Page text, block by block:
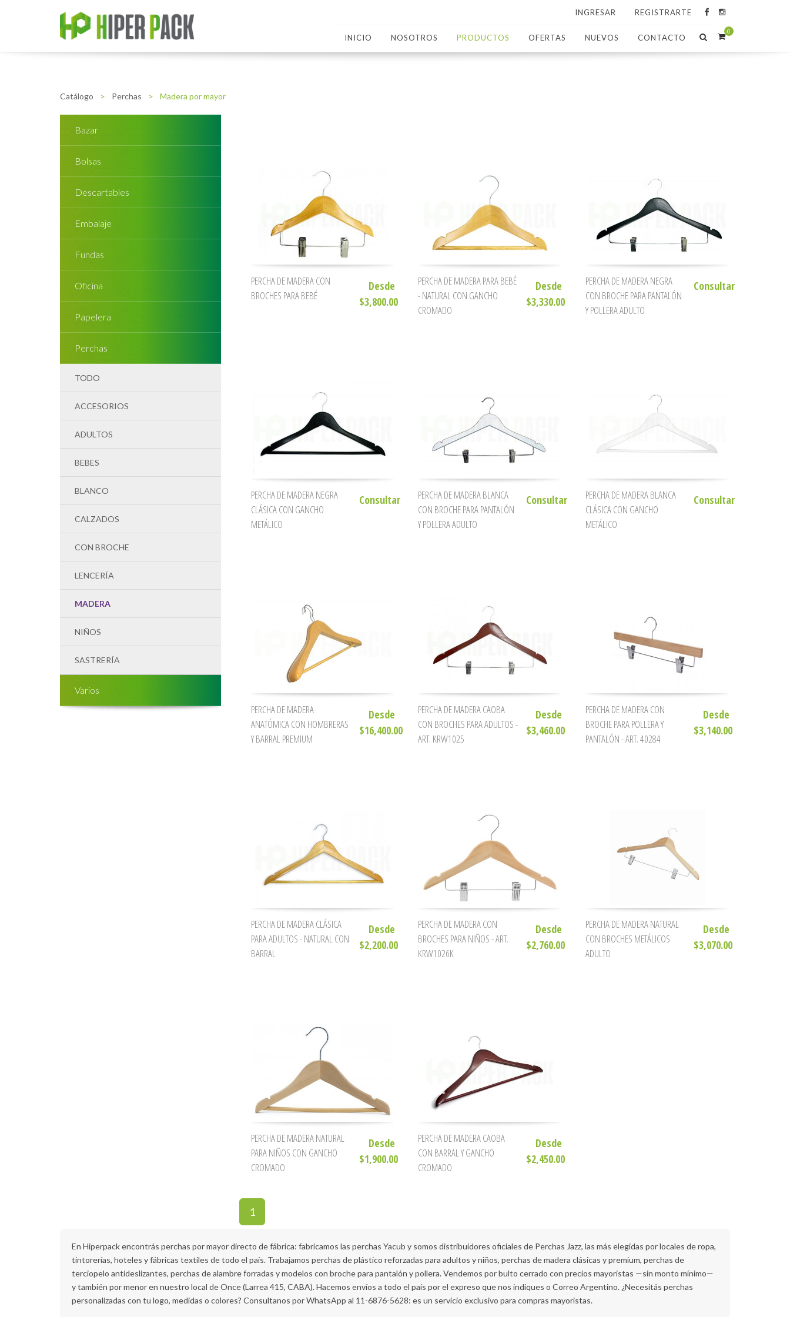
INGRESAR REGISTRARTE
INICIO NOSOTROS PRODUCTOS OFERTAS NUEVOS CONTACTO
0
Catálogo > Perchas > Madera por mayor
Bazar
Bolsas
Descartables
Embalaje
Fundas
Oficina
Papelera
Perchas
TODO
ACCESORIOS
ADULTOS
BEBES
BLANCO
CALZADOS
CON BROCHE
LENCERÍA
MADERA
NIÑOS
SASTRERÍA
Varios
PERCHA DE MADERA CON
BROCHES PARA BEBÉ
Desde
$3,800.00
PERCHA DE MADERA PARA BEBÉ
- NATURAL CON GANCHO
CROMADO
Desde
$3,330.00
PERCHA DE MADERA NEGRA
CON BROCHE PARA PANTALÓN
Y POLLERA ADULTO
Consultar
PERCHA DE MADERA NEGRA
CLÁSICA CON GANCHO
METÁLICO
Consultar
PERCHA DE MADERA BLANCA
CON BROCHE PARA PANTALÓN
Y POLLERA ADULTO
Consultar
PERCHA DE MADERA BLANCA
CLÁSICA CON GANCHO
METÁLICO
Consultar
PERCHA DE MADERA
ANATÓMICA CON HOMBRERAS
Y BARRAL PREMIUM
Desde
$16,400.00
PERCHA DE MADERA CAOBA
CON BROCHES PARA ADULTOS -
ART. KRW1025
Desde
$3,460.00
PERCHA DE MADERA CON
BROCHE PARA POLLERA Y
PANTALÓN - ART. 40284
Desde
$3,140.00
PERCHA DE MADERA CLÁSICA
PARA ADULTOS - NATURAL CON
BARRAL
Desde
$2,200.00
PERCHA DE MADERA CON
BROCHES PARA NIÑOS - ART.
KRW1026K
Desde
$2,760.00
PERCHA DE MADERA NATURAL
CON BROCHES METÁLICOS
ADULTO
Desde
$3,070.00
PERCHA DE MADERA NATURAL
PARA NIÑOS CON GANCHO
CROMADO
Desde
$1,900.00
PERCHA DE MADERA CAOBA
CON BARRAL Y GANCHO
CROMADO
Desde
$2,450.00
1
En Hiperpack encontrás perchas por mayor directo de fábrica: fabricamos las perchas Yacub y somos distribuidores oficiales de Perchas Jazz, las más elegidas por locales de ropa,
tintorerías, hoteles y fábricas textiles de todo el país. Trabajamos perchas de plástico reforzadas para adultos y niños, perchas de madera clásicas y premium, perchas de
terciopelo antideslizantes, perchas de alambre forradas y modelos con broche para pantalón y pollera. Vendemos por bulto cerrado con precios mayoristas —sin monto mínimo—
y también por menor en nuestro local de Once (Larrea 415, CABA). Hacemos envíos a todo el país por el expreso que nos indiques o Correo Argentino. ¿Necesitás perchas
personalizadas con tu logo, medidas o colores? Consultanos por WhatsApp al 11-6876-5628: es un servicio exclusivo para compras mayoristas.